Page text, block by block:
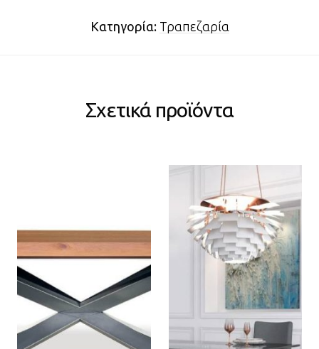
Κατηγορία: Τραπεζαρία
Σχετικά προϊόντα